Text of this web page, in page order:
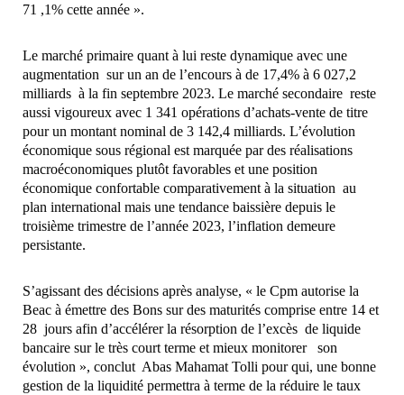
71 ,1% cette année ».
Le marché primaire quant à lui reste dynamique avec une
augmentation sur un an de l’encours à de 17,4% à 6 027,2
milliards à la fin septembre 2023. Le marché secondaire reste
aussi vigoureux avec 1 341 opérations d’achats-vente de titre
pour un montant nominal de 3 142,4 milliards. L’évolution
économique sous régional est marquée par des réalisations
macroéconomiques plutôt favorables et une position
économique confortable comparativement à la situation au
plan international mais une tendance baissière depuis le
troisième trimestre de l’année 2023, l’inflation demeure
persistante.
S’agissant des décisions après analyse, « le Cpm autorise la
Beac à émettre des Bons sur des maturités comprise entre 14 et
28 jours afin d’accélérer la résorption de l’excès de liquide
bancaire sur le très court terme et mieux monitorer son
évolution », conclut Abas Mahamat Tolli pour qui, une bonne
gestion de la liquidité permettra à terme de la réduire le taux